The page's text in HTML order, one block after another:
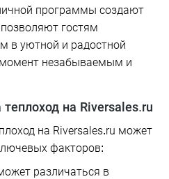
программы создают
гостям
в уютной и радостной
момент незабываемым и
на Riversales.ru
на Riversales.ru может
факторов:
различаться в